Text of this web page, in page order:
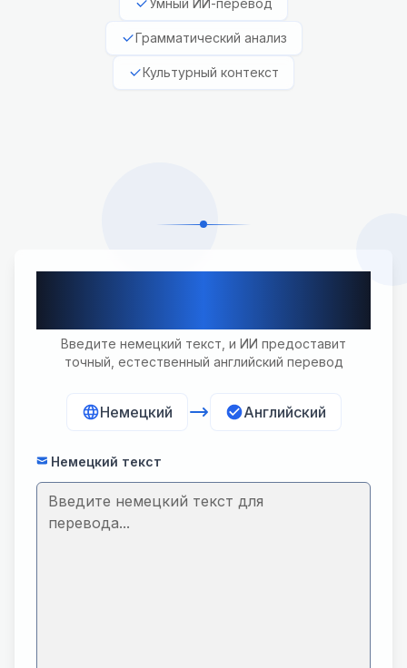
Умный ИИ-перевод
Грамматический анализ
Культурный контекст
Введите немецкий текст, и ИИ предоставит
точный, естественный английский перевод
Немецкий Английский
Немецкий текст